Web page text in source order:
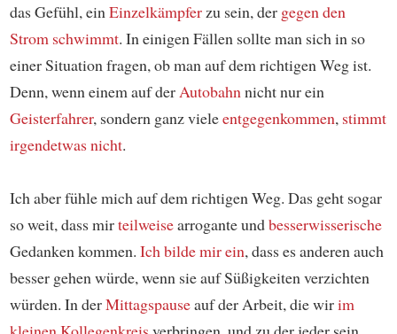
das Gefühl, einEinzelkämpferzu sein, der gegen den
Strom schwimmt. In einigen Fällen sollte man sich in so
einer Situation fragen, ob man auf dem richtigen Weg ist.
Denn, wenn einem auf derAutobahnnicht nur ein
Geisterfahrer, sondern ganz vieleentgegenkommen, stimmt
irgendetwas nicht.
Ich aber fühle mich auf dem richtigen Weg. Das geht sogar
so weit, dass mirteilweisearrogante undbesserwisserische
Gedanken kommen. Ich bilde mir ein, dass es anderen auch
besser gehen würde, wenn sie auf Süßigkeiten verzichten
würden. In derMittagspauseauf der Arbeit, die wirim